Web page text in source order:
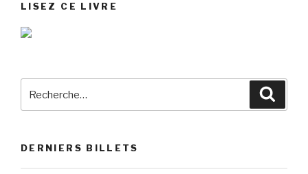
LISEZ CE LIVRE
DERNIERS BILLETS